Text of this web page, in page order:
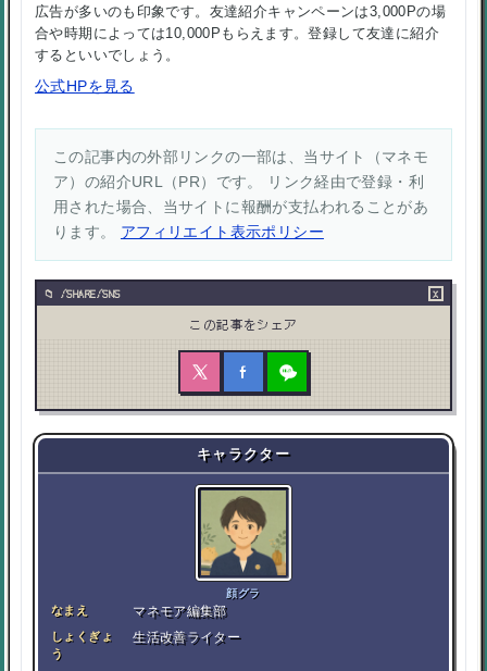
広告が多いのも印象です。友達紹介キャンペーンは3,000Pの場
合や時期によっては10,000Pもらえます。登録して友達に紹介
するといいでしょう。
公式HPを見る
この記事内の外部リンクの一部は、当サイト（マネモ
ア）の紹介URL（PR）です。 リンク経由で登録・利
用された場合、当サイトに報酬が支払われることがあ
ります。 アフィリエイト表示ポリシー
/SHARE/SNS ×
この記事をシェア
キャラクター
顔グラ
なまえ マネモア編集部
しょくぎょ
う
生活改善ライター